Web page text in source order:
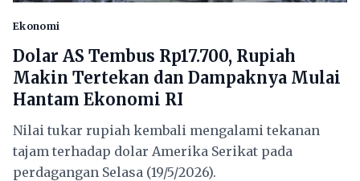
Ekonomi
Dolar AS Tembus Rp17.700, Rupiah
Makin Tertekan dan Dampaknya Mulai
Hantam Ekonomi RI
Nilai tukar rupiah kembali mengalami tekanan
tajam terhadap dolar Amerika Serikat pada
perdagangan Selasa (19/5/2026).